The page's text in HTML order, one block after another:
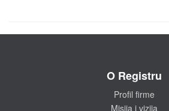
O Registru
Profil firme
Misija i vizija